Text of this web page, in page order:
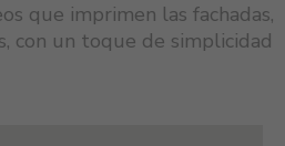
que imprimen las fachadas,
con un toque de simplicidad